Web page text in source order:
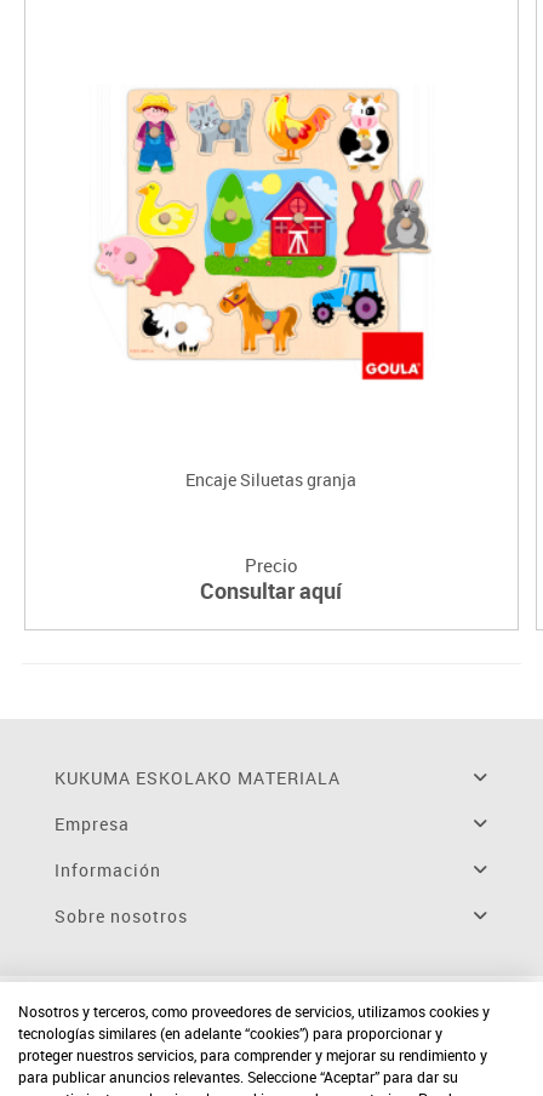
Encaje Siluetas granja
Precio
Consultar aquí
KUKUMA ESKOLAKO MATERIALA
Empresa
Información
Sobre nosotros
Nosotros y terceros, como proveedores de servicios, utilizamos cookies y
tecnologías similares (en adelante “cookies”) para proporcionar y
proteger nuestros servicios, para comprender y mejorar su rendimiento y
para publicar anuncios relevantes. Seleccione “Aceptar” para dar su